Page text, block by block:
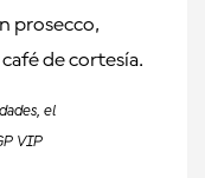
prosecco,
de cortesía.
el
VIP